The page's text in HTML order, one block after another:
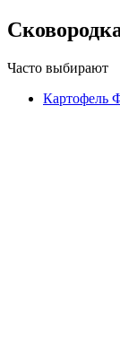
Часто выбирают
Картофель